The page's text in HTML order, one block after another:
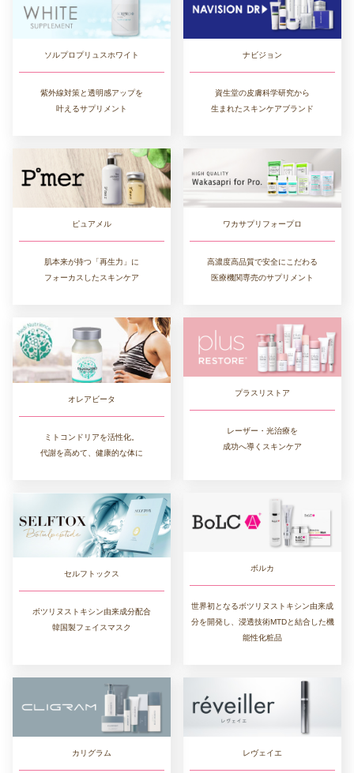
ソルプロプリュスホワイト
紫外線対策と透明感アップを
叶えるサプリメント
ナビジョン
資生堂の皮膚科学研究から
生まれたスキンケアブランド
ピュアメル
肌本来が持つ「再生力」に
フォーカスしたスキンケア
ワカサプリフォープロ
高濃度高品質で安全にこだわる
医療機関専売のサプリメント
オレアビータ
ミトコンドリアを活性化。
代謝を高めて、健康的な体に
プラスリストア
レーザー・光治療を
成功へ導くスキンケア
セルフトックス
ボツリヌストキシン由来成分配合
韓国製フェイスマスク
ボルカ
世界初となるボツリヌストキシン由来成
分を開発し、浸透技術MTDと結合した機
能性化粧品
カリグラム レヴェイエ